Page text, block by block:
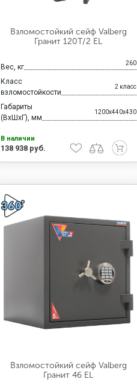
Взломостойкий сейф Valberg
Гранит 120T/2 EL
Вес, кг 260
Класс
взломостойкости
2 класс
Габариты
(ВхШхГ), мм
1200x440x430
В наличии
138 938 руб.
Взломостойкий сейф Valberg
Гранит 46 EL